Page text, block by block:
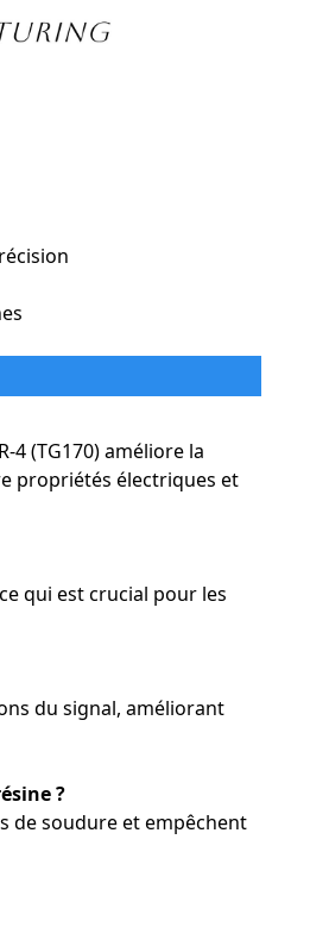
4 (TG170) améliore la
propriétés électriques et
qui est crucial pour les
du signal, améliorant
?
de soudure et empêchent